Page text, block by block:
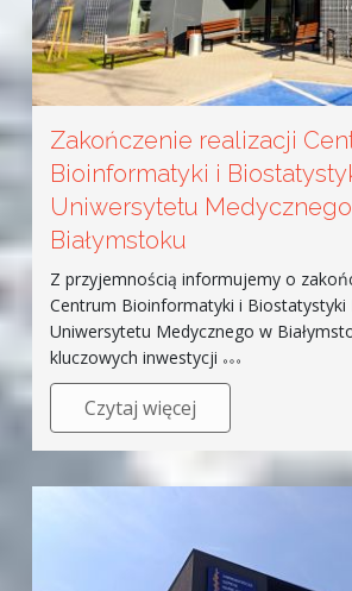
Zakończenie realizacji
Bioinformatyki i
Uniwersytetu
Białymstoku
Z przyjemnością informujemy o
Centrum Bioinformatyki i Biostatystyki
Uniwersytetu Medycznego w
kluczowych inwestycji
Czytaj więcej